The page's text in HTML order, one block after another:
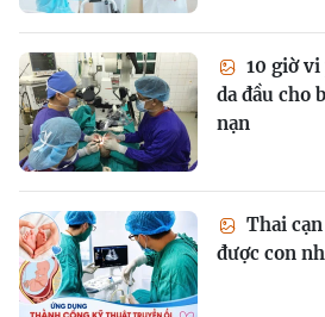
10 giờ
da đầu cho
nạn
Thai
được con